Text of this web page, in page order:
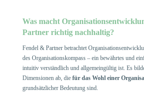
Was macht
Partner richtig nachhaltig?
Fendel & Partner betrachtet
des Organisationskompass – ein bewährtes und
intuitiv verständlich und allgemeingültig ist. Es
Dimensionen ab, die für das Wohl einer
grundsätzlicher Bedeutung sind.